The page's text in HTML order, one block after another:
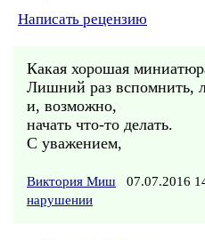
Написать рецензию
Какая хорошая
Лишний раз вспомнить,
и, возможно,
начать что-то делать.
С уважением,
Виктория Миш 07.07.2016
нарушении